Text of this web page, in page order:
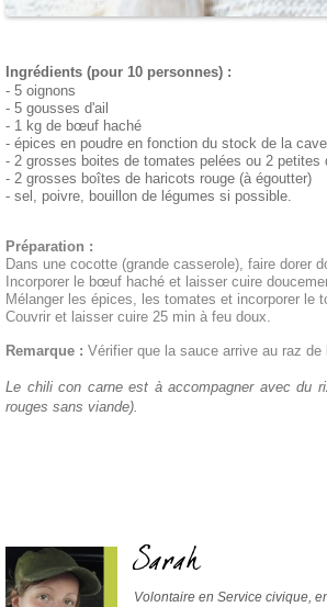
Ingrédients (pour 10 personnes) :
- 5 oignons
- 5 gousses d'ail
- 1 kg de bœuf haché
- épices en poudre en fonction du stock de la
- 2 grosses boites de tomates pelées ou 2
- 2 grosses boîtes de haricots rouge (à égoutter)
- sel, poivre, bouillon de légumes si possible.
Préparation :
Dans une cocotte (grande casserole), faire dorer
Incorporer le bœuf haché et laisser cuire
Mélanger les épices, les tomates et incorporer
Couvrir et laisser cuire 25 min à feu doux.
Remarque : Vérifier que la sauce arrive au raz de
Le chili con carne est à accompagner avec du
rouges sans viande).
Sarah
Volontaire en Service civique,